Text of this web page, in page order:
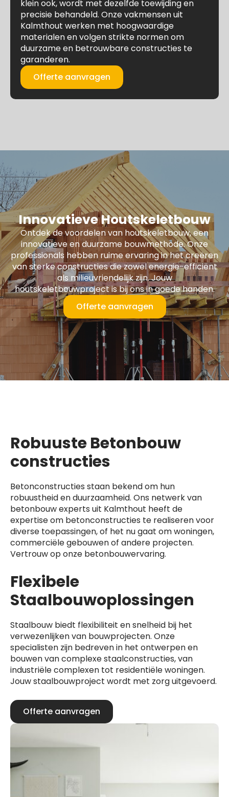
klein ook, wordt met dezelfde toewijding en
precisie behandeld. Onze vakmensen uit
Kalmthout werken met hoogwaardige
materialen en volgen strikte normen om
duurzame en betrouwbare constructies te
garanderen.
Offerte aanvragen
Innovatieve Houtskeletbouw
Ontdek de voordelen van houtskeletbouw, een
innovatieve en duurzame bouwmethode. Onze
professionals hebben ruime ervaring in het creëren
van sterke constructies die zowel energie-efficiënt
als milieuvriendelijk zijn. Jouw
houtskeletbouwproject is bij ons in goede handen.
Offerte aanvragen
Robuuste Betonbouw
constructies
Betonconstructies staan bekend om hun
robuustheid en duurzaamheid. Ons netwerk van
betonbouw experts uit Kalmthout heeft de
expertise om betonconstructies te realiseren voor
diverse toepassingen, of het nu gaat om woningen,
commerciële gebouwen of andere projecten.
Vertrouw op onze betonbouwervaring.
Flexibele
Staalbouwoplossingen
Staalbouw biedt flexibiliteit en snelheid bij het
verwezenlijken van bouwprojecten. Onze
specialisten zijn bedreven in het ontwerpen en
bouwen van complexe staalconstructies, van
industriële complexen tot residentiële woningen.
Jouw staalbouwproject wordt met zorg uitgevoerd.
Offerte aanvragen